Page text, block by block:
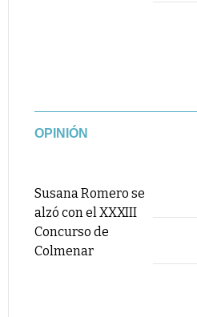
OPINIÓN
Susana Romero se
alzó con el XXXIII
Concurso de
Colmenar